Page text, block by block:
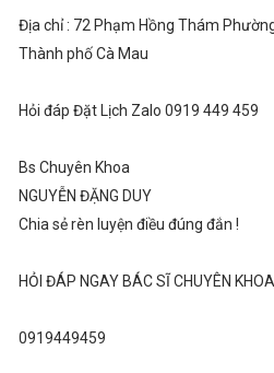
Địa chỉ : 72 Phạm Hồng Thám
Thành phố Cà Mau
Hỏi đáp Đặt Lịch Zalo 0919 449 459
Bs Chuyên Khoa
NGUYỄN ĐẶNG DUY
Chia sẻ rèn luyện điều đúng đắn !
HỎI ĐÁP NGAY BÁC SĨ CHUYÊN
0919449459